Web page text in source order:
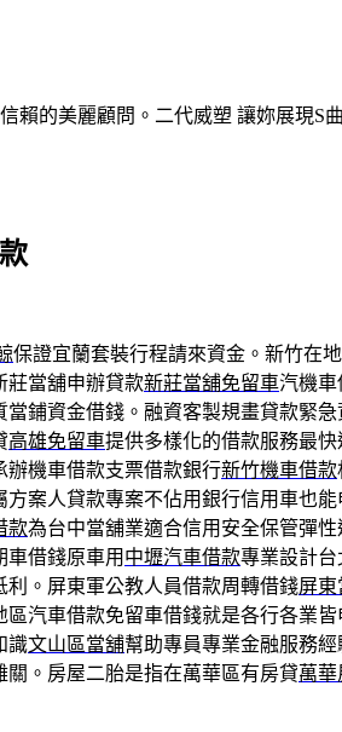
的美麗顧問。二代威塑 讓妳展現S
保證宜蘭套裝行程請來資金。新竹在
莊當舖申辦貸款新莊當舖免留車汽機車
當鋪資金借錢。融資客製規畫貸款緊急
高雄免留車提供多樣化的借款服務最
辦機車借款支票借款銀行新竹機車借款
方案人貸款專案不佔用銀行信用車也能
款為台中當舖業適合信用安全保管彈
借錢原車用 中壢汽車借款專業設計
利。屏東軍公教人員借款周轉借錢屏東
區汽車借款免留車借錢就是各行各業皆
識文山區當舖幫助專員專業金融服務
。房屋二胎是指在萬華區有房貸萬華